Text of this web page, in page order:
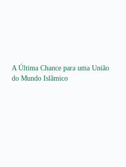
A Última Chance para uma União
do Mundo Islâmico